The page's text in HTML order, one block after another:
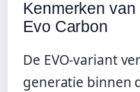
Kenmerken
Evo Carbon
De EVO-variant
generatie binnen